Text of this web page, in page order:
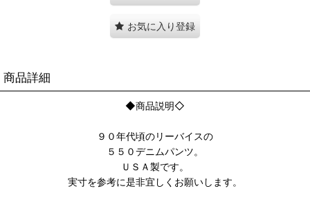
お気に入り登録
商品詳細
◆商品説明◇
９０年代頃のリーバイスの
５５０デニムパンツ。
ＵＳＡ製です。
実寸を参考に是非宜しくお願いします。